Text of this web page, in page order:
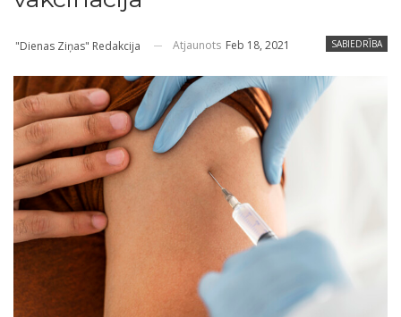
SABIEDRĪBA
"Dienas Ziņas" Redakcija Atjaunots Feb 18, 2021